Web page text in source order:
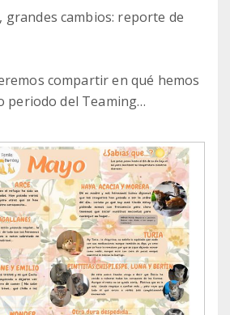
grandes cambios: reporte de
compartir en qué hemos
periodo del Teaming
euro al mes es un salvavidas
Gastos veterinarios de la
Cuenca.
costosa recuperación
dental de Turia.
La atención veterinaria y
querido Pekín.